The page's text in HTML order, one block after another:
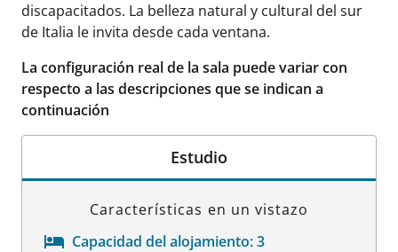
discapacitados. La belleza natural y cultural del sur
de Italia le invita desde cada ventana.
La configuración real de la sala puede variar con
respecto a las descripciones que se indican a
continuación
Estudio
Características en un vistazo
Capacidad del alojamiento:3